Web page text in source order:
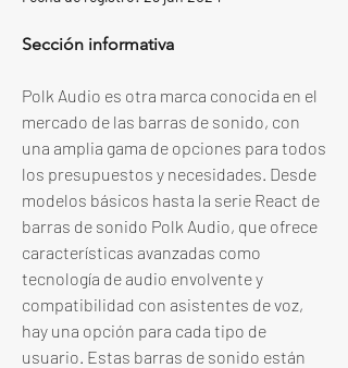
Sección informativa
Polk Audio es otra marca conocida en el
mercado de las barras de sonido, con
una amplia gama de opciones para todos
los presupuestos y necesidades. Desde
modelos básicos hasta la serie React de
barras de sonido Polk Audio, que ofrece
características avanzadas como
tecnología de audio envolvente y
compatibilidad con asistentes de voz,
hay una opción para cada tipo de
usuario. Estas barras de sonido están